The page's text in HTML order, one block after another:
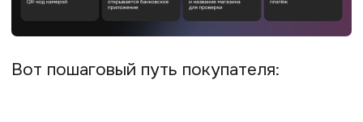
Быстрое зачисление.
Деньги
поступают на ваш расчётный счёт
в течение нескольких секунд после
и праздники. Это улучшает
управляемость финансов